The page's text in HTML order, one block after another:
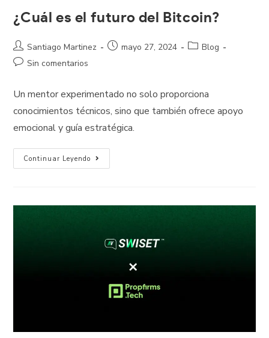
¿Cuál es el futuro del Bitcoin?
Santiago Martinez mayo 27, 2024
Blog
Sin comentarios
Un mentor experimentado no solo proporciona
conocimientos técnicos, sino que también ofrece apoyo
emocional y guía estratégica.
Continuar Leyendo